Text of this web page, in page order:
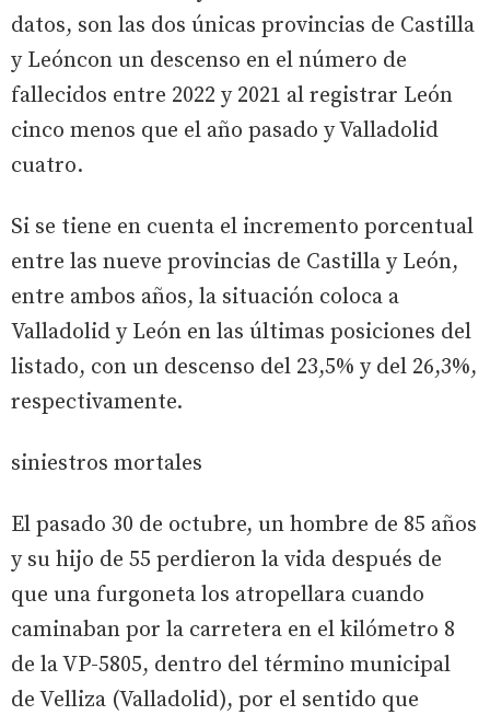
datos, son las dos únicas provincias de Castilla
y Leóncon un descenso en el número de
fallecidos entre 2022 y 2021 al registrar León
cinco menos que el año pasado y Valladolid
cuatro.
Si se tiene en cuenta el incremento porcentual
entre las nueve provincias de Castilla y León,
entre ambos años, la situación coloca a
Valladolid y León en las últimas posiciones del
listado, con un descenso del 23,5% y del 26,3%,
respectivamente.
siniestros mortales
El pasado 30 de octubre, un hombre de 85 años
y su hijo de 55 perdieron la vida después de
que una furgoneta los atropellara cuando
caminaban por la carretera en el kilómetro 8
de la VP-5805, dentro del término municipal
de Velliza (Valladolid), por el sentido que